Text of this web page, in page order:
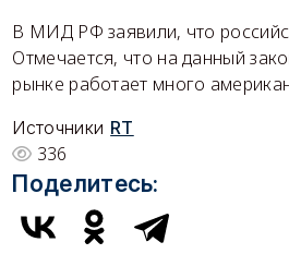
В МИД РФ заявили, что
Отмечается, что на данный
рынке работает много
Источники RT
336
Поделитесь: